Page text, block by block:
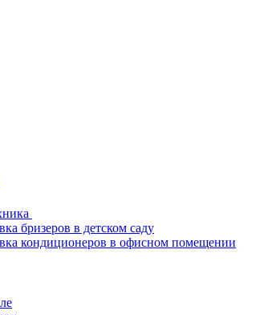
бризеров в детском саду
кондиционеров в офисном помещении